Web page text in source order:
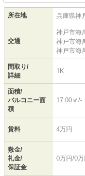
所在地 兵庫県神
交通
神戸市海
神戸市海
神戸市海
間取り/
詳細
1K
面積/
バルコニー面
積
17.00㎡/-
賃料 4万円
敷金/
礼金/
保証金
0万円/0